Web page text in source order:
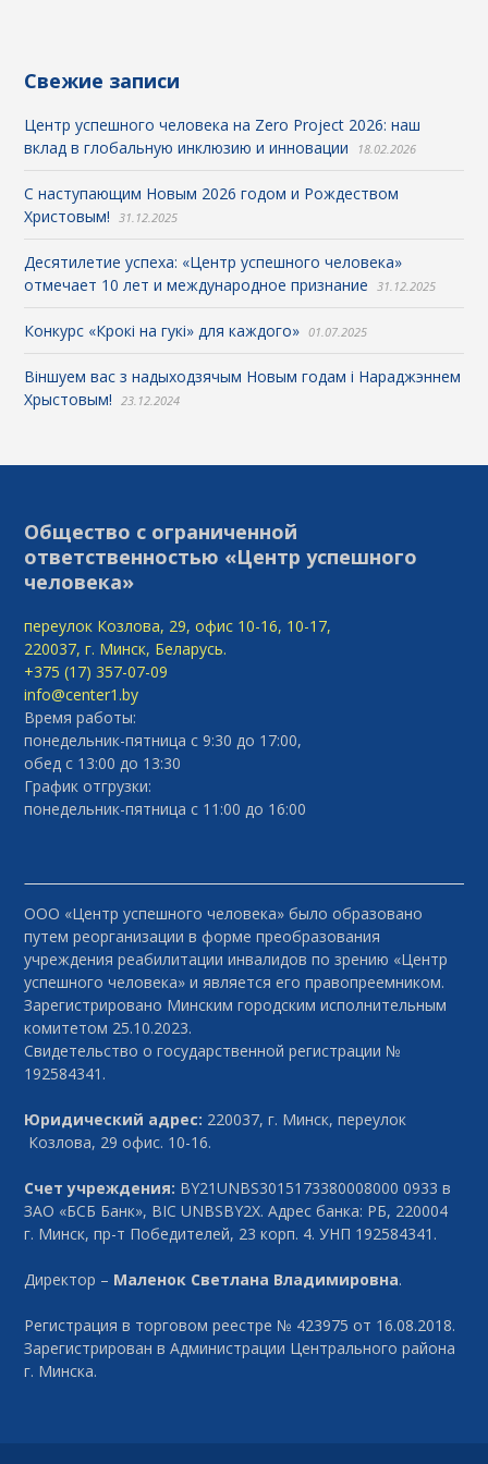
Свежие записи
Центр успешного человека на Zero Project 2026: наш
вклад в глобальную инклюзию и инновации
18.02.2026
С наступающим Новым 2026 годом и Рождеством
Христовым!
31.12.2025
Десятилетие успеха: «Центр успешного человека»
отмечает 10 лет и международное признание
31.12.2025
Конкурс «Крокі на гукі» для каждого» 01.07.2025
Віншуем вас з надыходзячым Новым годам і Нараджэннем
Хрыстовым!
23.12.2024
Общество с ограниченной
ответственностью «Центр успешного
человека»
переулок Козлова, 29, офис 10-16, 10-17,
220037, г. Минск, Беларусь.
+375 (17) 357-07-09
info@center1.by
Время работы:
понедельник-пятница с 9:30 до 17:00,
обед с 13:00 до 13:30
График отгрузки:
понедельник-пятница с 11:00 до 16:00
ООО «Центр успешного человека» было образовано
путем реорганизации в форме преобразования
учреждения реабилитации инвалидов по зрению «Центр
успешного человека» и является его правопреемником.
Зарегистрировано Минским городским исполнительным
комитетом 25.10.2023.
Свидетельство о государственной регистрации №
192584341.
Юридический адрес: 220037, г. Минск, переулок
Козлова, 29 офис. 10-16.
Счет учреждения: BY21UNBS3015173380008000 0933 в
ЗАО «БСБ Банк», BIC UNBSBY2X. Адрес банка: РБ, 220004
г. Минск, пр-т Победителей, 23 корп. 4. УНП 192584341.
Директор – Маленок Светлана Владимировна.
Регистрация в торговом реестре № 423975 от 16.08.2018.
Зарегистрирован в Администрации Центрального района
г. Минска.